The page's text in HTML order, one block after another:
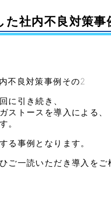
た社内不良対策事
不良対策事例その2
に引き続き、
ストースを導入による、
。
る事例となります。
ご一読いただき導入をご